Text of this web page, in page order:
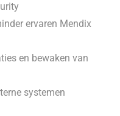
ervaren Mendix
en bewaken van
systemen